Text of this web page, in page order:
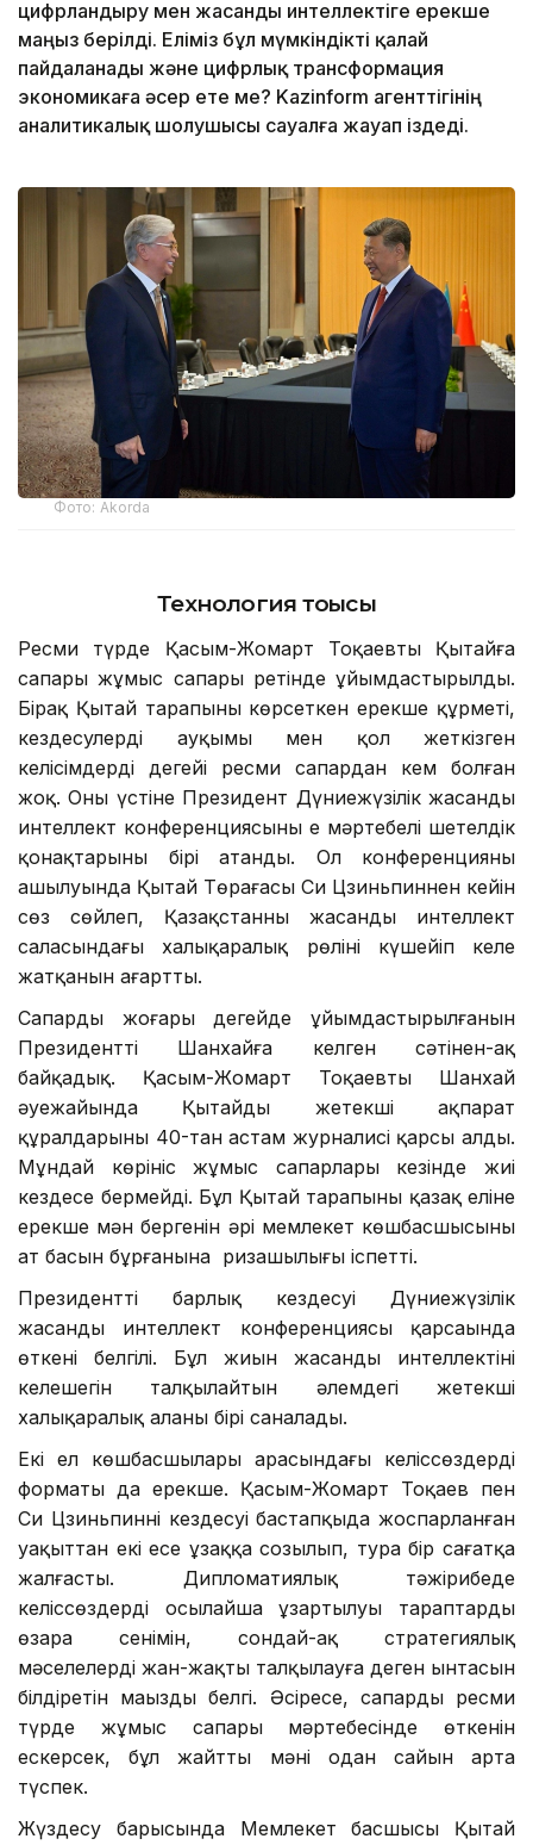
цифрландыру мен жасанды интеллектіге ерекше
маңыз берілді. Еліміз бұл мүмкіндікті қалай
пайдаланады және цифрлық трансформация
экономикаға әсер ете ме? Kazinform агенттігінің
аналитикалық шолушысы сауалға жауап іздеді.
Фото: Аkorda
Технология тоғысы
Ресми түрде Қасым-Жомарт Тоқаевтың Қытайға
сапары жұмыс сапары ретінде ұйымдастырылды.
Бірақ Қытай тарапының көрсеткен ерекше құрметі,
кездесулердің ауқымы мен қол жеткізген
келісімдердің деңгейі ресми сапардан кем болған
жоқ. Оның үстіне Президент Дүниежүзілік жасанды
интеллект конференциясының ең мәртебелі шетелдік
қонақтарының бірі атанды. Ол конференцияның
ашылуында Қытай Төрағасы Си Цзиньпиннен кейін
сөз сөйлеп, Қазақстанның жасанды интеллект
саласындағы халықаралық рөлінің күшейіп келе
жатқанын аңғартты.
Сапардың жоғары деңгейде ұйымдастырылғанын
Президенттің Шанхайға келген сәтінен-ақ
байқадық. Қасым-Жомарт Тоқаевты Шанхай
әуежайында Қытайдың жетекші ақпарат
құралдарының 40-тан астам журналисі қарсы алды.
Мұндай көрініс жұмыс сапарлары кезінде жиі
кездесе бермейді. Бұл Қытай тарапының қазақ еліне
ерекше мән бергенін әрі мемлекет көшбасшысының
ат басын бұрғанына ризашылығы іспетті.
Президенттің барлық кездесуі Дүниежүзілік
жасанды интеллект конференциясы қарсаңында
өткені белгілі. Бұл жиын жасанды интеллектінің
келешегін талқылайтын әлемдегі жетекші
халықаралық алаңның бірі саналады.
Екі ел көшбасшылары арасындағы келіссөздердің
форматы да ерекше. Қасым-Жомарт Тоқаев пен
Си Цзиньпиннің кездесуі бастапқыда жоспарланған
уақыттан екі есе ұзаққа созылып, тура бір сағатқа
жалғасты. Дипломатиялық тәжірибеде
келіссөздердің осылайша ұзартылуы тараптардың
өзара сенімін, сондай-ақ стратегиялық
мәселелерді жан-жақты талқылауға деген ынтасын
білдіретін маңызды белгі. Әсіресе, сапардың ресми
түрде жұмыс сапары мәртебесінде өткенін
ескерсек, бұл жайттың мәні одан сайын арта
түспек.
Жүздесу барысында Мемлекет басшысы Қытай